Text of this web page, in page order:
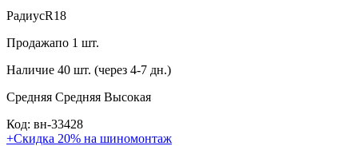
РадиусR18
Продажапо 1 шт.
Наличие 40 шт. (через 4-7 дн.)
Средняя Средняя Высокая
Код: вн-33428
+Скидка 20% на шиномонтаж